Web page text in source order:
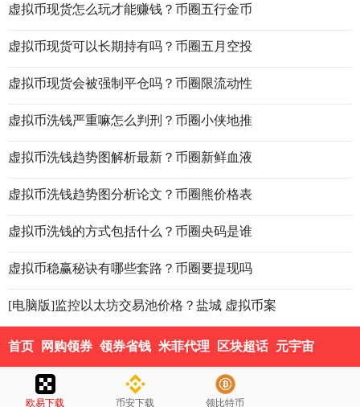
欧易下载 币安下载 领比特币
虚拟币现货怎么玩才能赚钱？币圈五行金币
虚拟币现货可以长期持有吗？币圈五月空投
虚拟币现货会被强制平仓吗？币圈限流动性
虚拟币洗钱严重嘛怎么判刑？币圈小侠地推
虚拟币洗钱趋势图解析最新？币圈新鲜血液
虚拟币洗钱趋势图分析论文？币圈熊价格表
虚拟币洗钱的方式包括什么？币圈央码是谁
虚拟币稳赢秘诀有哪些套路？币圈要提现吗
[电脑版]监控以太坊交易池价格？盐城 虚拟币案
首页 网购领券 领券省钱 米菲代理 区块超话 元宇宙